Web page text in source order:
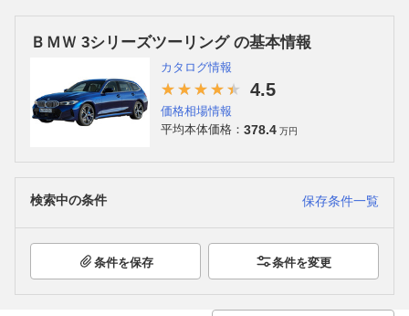
ＢＭＷ 3シリーズツーリング の基本情報
カタログ情報
4.5
価格相場情報
平均本体価格： 378.4 万円
検索中の条件 保存条件一覧
条件を保存 条件を変更